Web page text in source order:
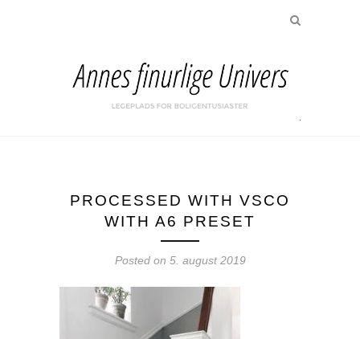
PROCESSED WITH VSCO
WITH A6 PRESET
Posted on 5. august 2019